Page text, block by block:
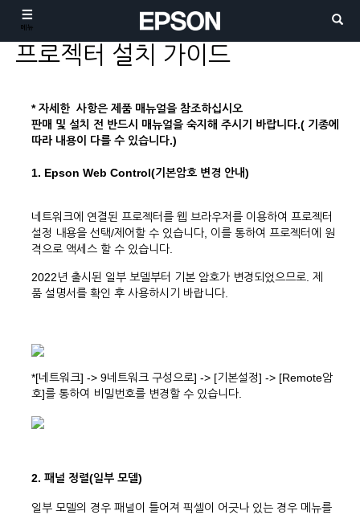
메뉴
프로젝터 설치 가이드
* 자세한 사항은 제품 매뉴얼을 참조하십시오
판매 및 설치 전 반드시 매뉴얼을 숙지해 주시기 바랍니다.( 기종에
따라 내용이 다를 수 있습니다.)
1. Epson Web Control(기본암호 변경 안내)
네트워크에 연결된 프로젝터를 웹 브라우저를 이용하여 프로젝터
설정 내용을 선택/제어할 수 있습니다, 이를 통하여 프로젝터에 원
격으로 액세스 할 수 있습니다.
2022년 출시된 일부 보델부터 기본 암호가 변경되었으므로. 제
품 설명서를 확인 후 사용하시기 바랍니다.
*[네트워크] -> 9네트워크 구성으로] -> [기본설정] -> [Remote암
호]를 통하여 비밀번호를 변경할 수 있습니다.
2. 패널 정렬(일부 모델)
일부 모델의 경우 패널이 틀어져 픽셀이 어긋나 있는 경우 메뉴를